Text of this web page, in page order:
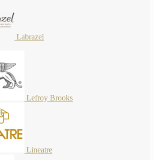
Labrazel
Lefroy Brooks
Lineatre